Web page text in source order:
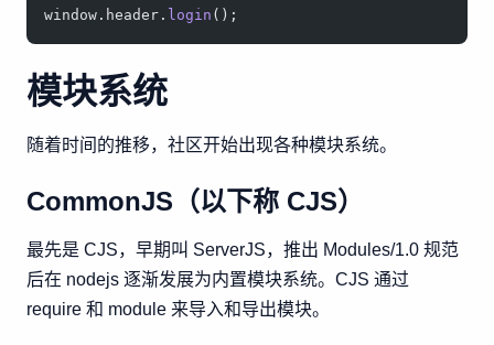
window.header. login ();
模块系统
随着时间的推移，社区开始出现各种模块系统。
CommonJS（以下称 CJS）
最先是 CJS，早期叫 ServerJS，推出 Modules/1.0 规范
后在 nodejs 逐渐发展为内置模块系统。CJS 通过
require 和 module 来导入和导出模块。